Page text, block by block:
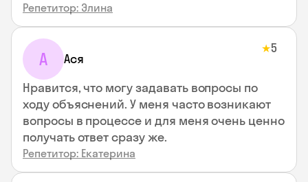
Репетитор: Элина
А Ася
★5
Нравится, что могу задавать вопросы по
ходу объяснений. У меня часто возникают
вопросы в процессе и для меня очень ценно
получать ответ сразу же.
Репетитор: Екатерина